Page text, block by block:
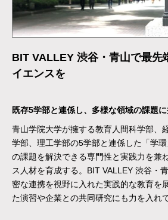
BIT VALLEY 渋谷・青山で最先
イエンスを
既存5学部と連係し、多様な領域の課題
青山学院大学が擁する教育人間科学部、
学部、理工学部の5学部と連係した「学
の課題を解決できる専門性と実践力を兼
ス人材を育成する。BIT VALLEY 渋谷・
密な連携を視野に入れた実践的な教育を
た演習や企業との共同研究にも力を入れ